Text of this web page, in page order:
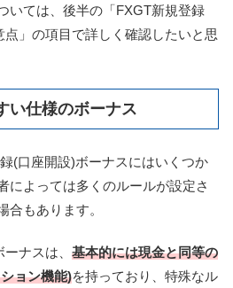
いては、後半の「FXGT新規登録
」の項目で詳しく確認したいと思
い仕様のボーナス
(口座開設)ボーナスにはいくつか
によっては多くのルールが設定さ
合もあります。
ナスは、 基本的には現金と同等の
ョン機能)を持っており、特殊なル